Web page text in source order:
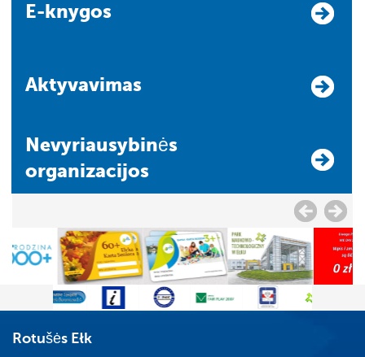
E-knygos
Aktyvavimas
Nevyriausybinės
organizacijos
Rotušės Ełk